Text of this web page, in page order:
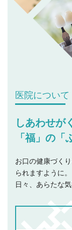
医院について
しあわせが
「福」の「
お口の健康づく
られますように。
日々、あらたな